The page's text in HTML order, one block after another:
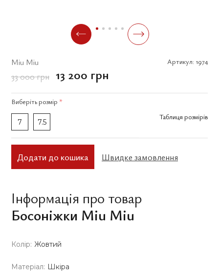
Miu Miu Артикул: 1974
33 000 грн 13 200 грн
Виберіть розмір *
7 7.5
Таблиця розмірів
Додати до кошика Швидке замовлення
Інформація про товар
Босоніжки Miu Miu
Колір: Жовтий
Матеріал: Шкіра